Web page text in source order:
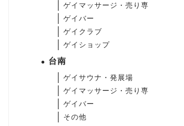
ゲイマッサージ・売り専
ゲイバー
ゲイクラブ
ゲイショップ
台南
ゲイサウナ・発展場
ゲイマッサージ・売り専
ゲイバー
その他